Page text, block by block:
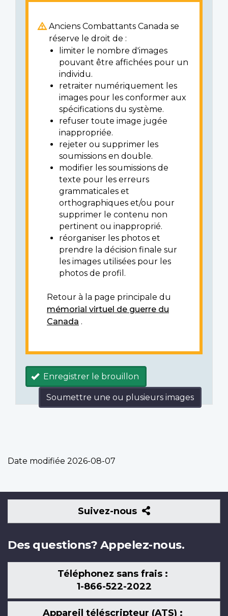
Anciens Combattants Canada se
réserve le droit de :
limiter le nombre d'images
pouvant être affichées pour un
individu.
retraiter numériquement les
images pour les conformer aux
spécifications du système.
refuser toute image jugée
inappropriée.
rejeter ou supprimer les
soumissions en double.
modifier les soumissions de
texte pour les erreurs
grammaticales et
orthographiques et/ou pour
supprimer le contenu non
pertinent ou inapproprié.
réorganiser les photos et
prendre la décision finale sur
les images utilisées pour les
photos de profil.
Retour à la page principale du
mémorial virtuel de guerre du
Canada .
Enregistrer le brouillon
Soumettre une ou plusieurs images
Date modifiée 2026-08-07
Suivez-nous
Suivez-
nous
Des questions? Appelez-nous.
Téléphonez sans frais :
1-866-522-2022
Appareil téléscripteur (ATS) :